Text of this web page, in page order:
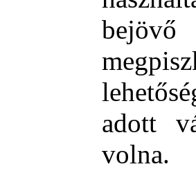
adott
volna.